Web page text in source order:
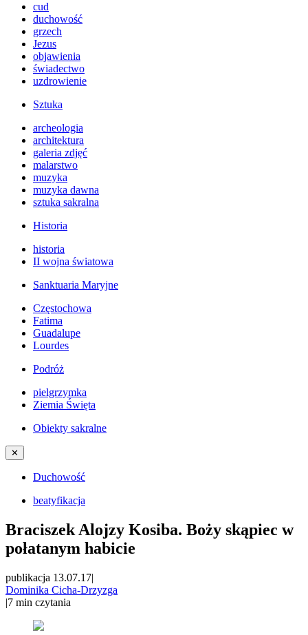
cud
duchowość
grzech
Jezus
objawienia
świadectwo
uzdrowienie
Sztuka
archeologia
architektura
galeria zdjęć
malarstwo
muzyka
muzyka dawna
sztuka sakralna
Historia
historia
II wojna światowa
Sanktuaria Maryjne
Częstochowa
Fatima
Guadalupe
Lourdes
Podróż
pielgrzymka
Ziemia Święta
Obiekty sakralne
✕
Duchowość
beatyfikacja
Braciszek Alojzy Kosiba. Boży skąpiec w
połatanym habicie
publikacja 13.07.17|
Dominika Cicha-Drzyzga
|7 min czytania